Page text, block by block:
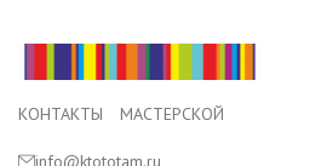
КОНТАКТЫ МАСТЕРСКОЙ
info@ktototam.ru